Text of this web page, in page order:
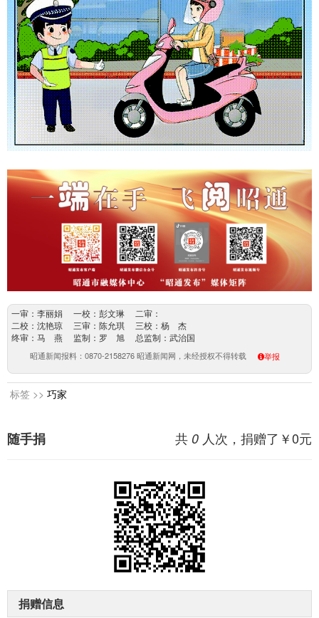
一审：李丽娟 一校：彭文琳 二审：
二校：沈艳琼 三审：陈允琪 三校：杨 杰
终审：马 燕 监制：罗 旭 总监制：武治国
昭通新闻报料：0870-2158276 昭通新闻网，未经授权不得转载 举报
标签 >> 巧家
共 0 人次，捐赠了￥0元
随手捐
捐赠信息